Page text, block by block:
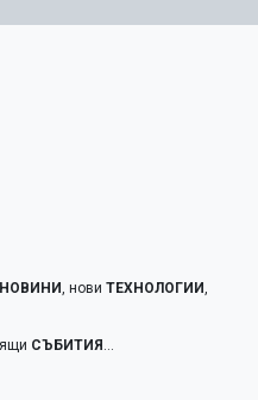
НОВИНИ, нови ТЕХНОЛОГИИ,
СЪБИТИЯ ...